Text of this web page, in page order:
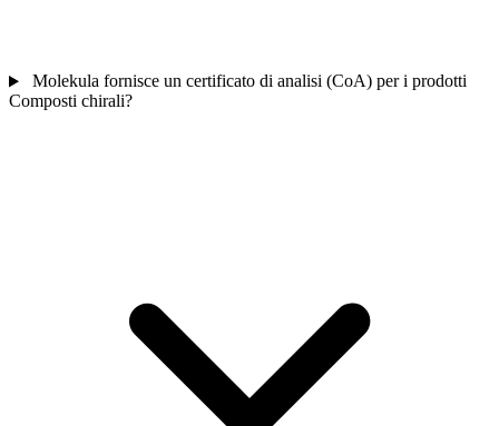
Molekula fornisce un certificato di analisi (CoA) per i prodotti
Composti chirali?